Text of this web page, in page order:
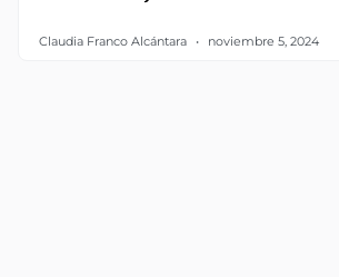
Claudia Franco Alcántara noviembre 5, 2024